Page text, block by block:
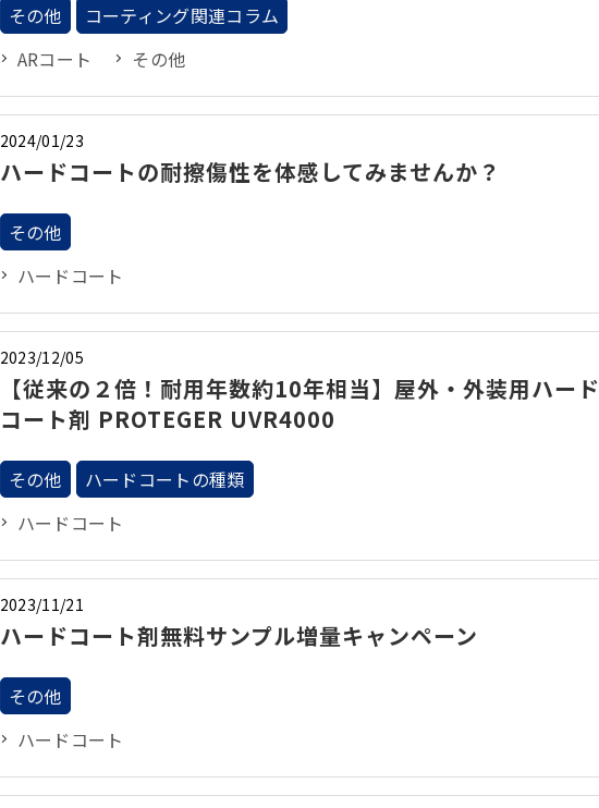
その他
コーティング関連コラム
ARコート
その他
2024/01/23
ハードコートの耐擦傷性を体感してみませんか？
その他
ハードコート
2023/12/05
【従来の２倍！耐用年数約10年相当】屋外・外装用ハード
コート剤 PROTEGER UVR4000
その他
ハードコートの種類
ハードコート
2023/11/21
ハードコート剤無料サンプル増量キャンペーン
その他
ハードコート